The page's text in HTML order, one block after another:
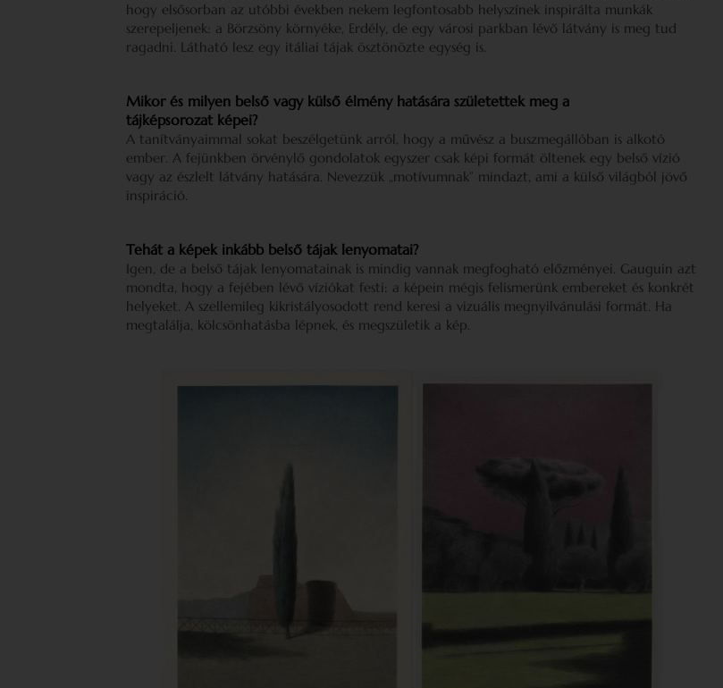
hogy elsősorban az utóbbi években nekem legfontosabb helyszínek inspirálta munkák
szerepeljenek: a Börzsöny környéke, Erdély, de egy városi parkban lévő látvány is meg tud
ragadni. Látható lesz egy itáliai tájak ösztönözte egység is.
Mikor és milyen belső vagy külső élmény hatására születettek meg a
tájképsorozat képei?
A tanítványaimmal sokat beszélgetünk arról, hogy a művész a buszmegállóban is alkotó
ember. A fejünkben örvénylő gondolatok egyszer csak képi formát öltenek egy belső vízió
vagy az észlelt látvány hatására. Nevezzük „motívumnak” mindazt, ami a külső világból jövő
inspiráció.
Tehát a képek inkább belső tájak lenyomatai?
Igen, de a belső tájak lenyomatainak is mindig vannak megfogható előzményei. Gauguin azt
mondta, hogy a fejében lévő víziókat festi: a képein mégis felismerünk embereket és konkrét
helyeket. A szellemileg kikristályosodott rend keresi a vizuális megnyilvánulási formát. Ha
megtalálja, kölcsönhatásba lépnek, és megszületik a kép.